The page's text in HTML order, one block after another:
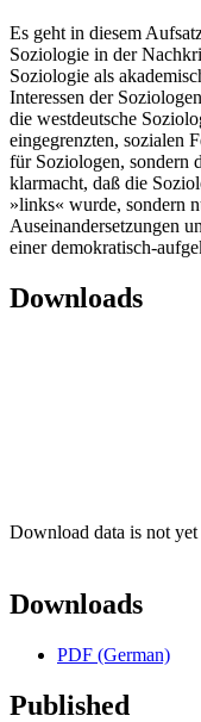
Es geht in diesem
Soziologie in der
Soziologie als
Interessen der
die westdeutsche
eingegrenzten, sozialen
für Soziologen, sondern
klarmacht, daß die
»links« wurde, sondern
Auseinandersetzungen
einer demokratisch-
Downloads
Download data is not yet
Downloads
PDF (German)
Published